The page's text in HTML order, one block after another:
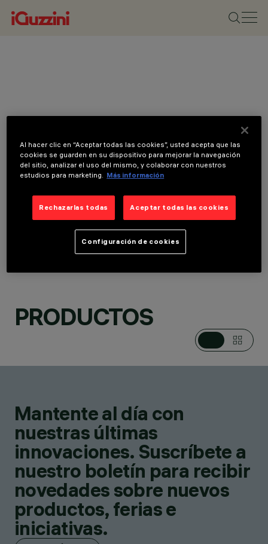
SISTEMAS PARA
PRODUCTOS
PRODUCTOS
Mantente al día con
nuestras últimas
innovaciones. Suscríbete a
nuestro boletín para recibir
novedades sobre nuevos
productos, ferias e
iniciativas.
Al hacer clic en “Aceptar todas las cookies”, usted acepta que las
cookies se guarden en su dispositivo para mejorar la navegación
del sitio, analizar el uso del mismo, y colaborar con nuestros
estudios para marketing.
Más información
Rechazarlas todas Aceptar todas las cookies
Configuración de cookies